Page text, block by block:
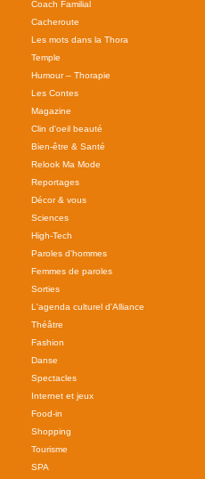
Coach Familial
Cacheroute
Les mots dans la Thora
Temple
Humour – Thorapie
Les Contes
Magazine
Clin d'oeil beauté
Bien-être & Santé
Relook Ma Mode
Reportages
Décor & vous
Sciences
High-Tech
Paroles d'hommes
Femmes de paroles
Sorties
L'agenda culturel d'Alliance
Théâtre
Fashion
Danse
Spectacles
Internet et jeux
Food-in
Shopping
Tourisme
SPA